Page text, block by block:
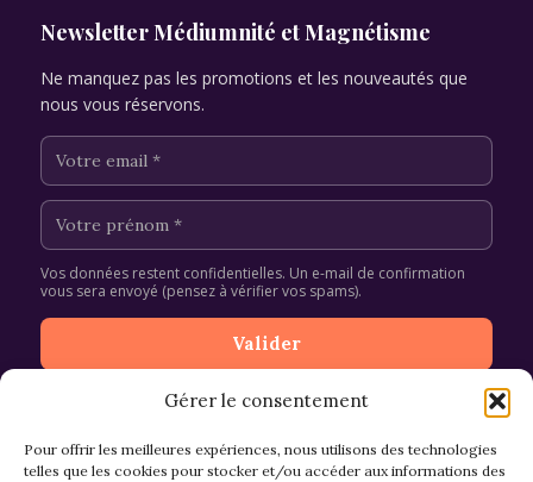
Gérer le consentement
Pour offrir les meilleures expériences, nous utilisons des technologies
telles que les cookies pour stocker et/ou accéder aux informations des
Newsletter Médiumnité et Magnétisme
Ne manquez pas les promotions et les nouveautés que
nous vous réservons.
Vos données restent confidentielles. Un e-mail de confirmation
vous sera envoyé (pensez à vérifier vos spams).